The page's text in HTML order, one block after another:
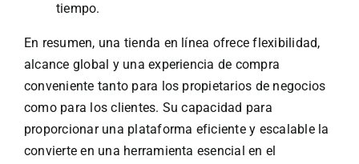
tiempo.
En resumen, una tienda en línea ofrece flexibilidad,
alcance global y una experiencia de compra
conveniente tanto para los propietarios de negocios
como para los clientes. Su capacidad para
proporcionar una plataforma eficiente y escalable la
convierte en una herramienta esencial en el